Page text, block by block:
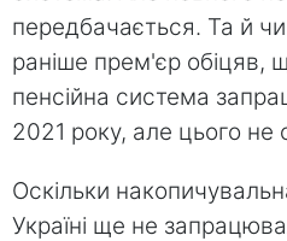
передбачається. Та й
раніше прем'єр обіцяв,
пенсійна система
2021 року, але цього не
Оскільки
Україні ще не